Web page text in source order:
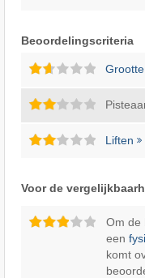
Beoordelingscriteria
Liften
Voor de
Om de
een
komt